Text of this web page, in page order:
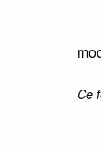
Ce